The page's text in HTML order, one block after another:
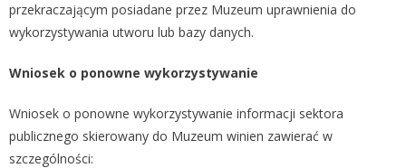
przekraczającym posiadane przez Muzeum uprawnienia do
wykorzystywania utworu lub bazy danych.
Wniosek o ponowne wykorzystywanie
Wniosek o ponowne wykorzystywanie informacji sektora
publicznego skierowany do Muzeum winien zawierać w
szczególności: